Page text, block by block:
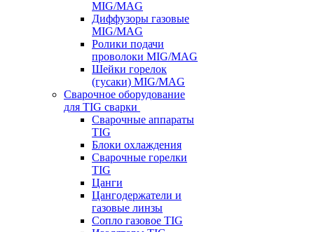
MIG/MAG
Диффузоры газовые
MIG/MAG
Ролики подачи
проволоки MIG/MAG
Шейки горелок
(гусаки) MIG/MAG
Сварочное оборудование
для TIG сварки
Сварочные аппараты
TIG
Блоки охлаждения
Сварочные горелки
TIG
Цанги
Цангодержатели и
газовые линзы
Сопло газовое TIG